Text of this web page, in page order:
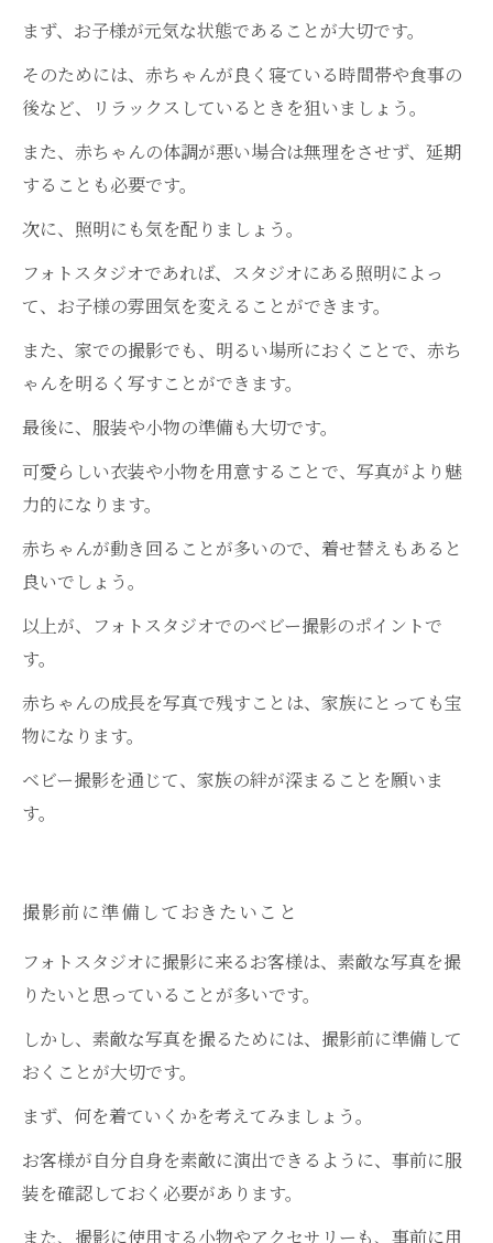
まず、お子様が元気な状態であることが大切です。
そのためには、赤ちゃんが良く寝ている時間帯や食事の
後など、リラックスしているときを狙いましょう。
また、赤ちゃんの体調が悪い場合は無理をさせず、延期
することも必要です。
次に、照明にも気を配りましょう。
フォトスタジオであれば、スタジオにある照明によっ
て、お子様の雰囲気を変えることができます。
また、家での撮影でも、明るい場所におくことで、赤ち
ゃんを明るく写すことができます。
最後に、服装や小物の準備も大切です。
可愛らしい衣装や小物を用意することで、写真がより魅
力的になります。
赤ちゃんが動き回ることが多いので、着せ替えもあると
良いでしょう。
以上が、フォトスタジオでのベビー撮影のポイントで
す。
赤ちゃんの成長を写真で残すことは、家族にとっても宝
物になります。
ベビー撮影を通じて、家族の絆が深まることを願いま
す。
撮影前に準備しておきたいこと
フォトスタジオに撮影に来るお客様は、素敵な写真を撮
りたいと思っていることが多いです。
しかし、素敵な写真を撮るためには、撮影前に準備して
おくことが大切です。
まず、何を着ていくかを考えてみましょう。
お客様が自分自身を素敵に演出できるように、事前に服
装を確認しておく必要があります。
また、撮影に使用する小物やアクセサリーも、事前に用